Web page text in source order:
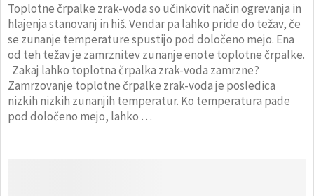
Toplotne črpalke zrak-voda so učinkovit način ogrevanja in
hlajenja stanovanj in hiš. Vendar pa lahko pride do težav, če
se zunanje temperature spustijo pod določeno mejo. Ena
od teh težav je zamrznitev zunanje enote toplotne črpalke.
Zakaj lahko toplotna črpalka zrak-voda zamrzne?
Zamrzovanje toplotne črpalke zrak-voda je posledica
nizkih nizkih zunanjih temperatur. Ko temperatura pade
pod določeno mejo, lahko …